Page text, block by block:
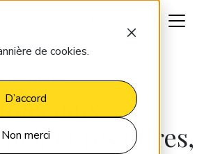
de cookies.
D’accord
Non merci
plus
offres,